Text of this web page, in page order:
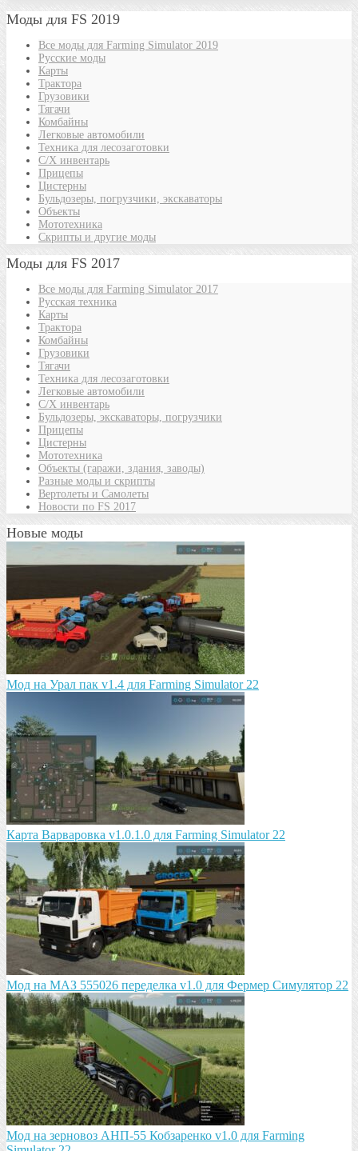
Моды для FS 2019
Все моды для Farming Simulator 2019
Русские моды
Карты
Трактора
Грузовики
Тягачи
Комбайны
Легковые автомобили
Техника для лесозаготовки
С/Х инвентарь
Прицепы
Цистерны
Бульдозеры, погрузчики, экскаваторы
Объекты
Мототехника
Скрипты и другие моды
Моды для FS 2017
Все моды для Farming Simulator 2017
Русская техника
Карты
Трактора
Комбайны
Грузовики
Тягачи
Техника для лесозаготовки
Легковые автомобили
С/Х инвентарь
Бульдозеры, экскаваторы, погрузчики
Прицепы
Цистерны
Мототехника
Объекты (гаражи, здания, заводы)
Разные моды и скрипты
Вертолеты и Самолеты
Новости по FS 2017
Новые моды
Мод на Урал пак v1.4 для Farming Simulator 22
Карта Варваровка v1.0.1.0 для Farming Simulator 22
Мод на МАЗ 555026 пeрeдeлка v1.0 для Фермер Симулятор 22
Мод на зeрновоз АНП-55 Кобзарeнко v1.0 для Farming